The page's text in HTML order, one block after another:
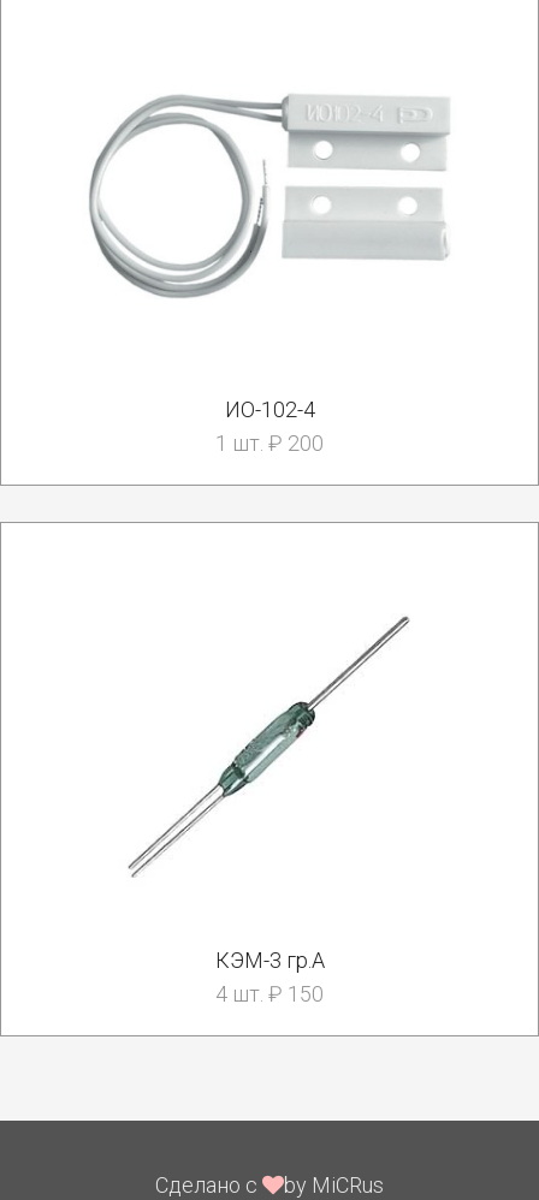
ИО-102-4
1 шт. ₽ 200
КЭМ-3 гр.А
4 шт. ₽ 150
Сделано с by MiCRus